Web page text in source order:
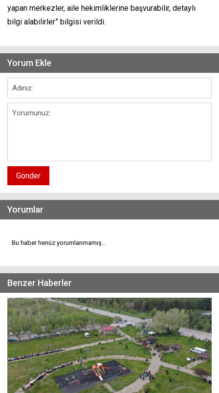
yapan merkezler, aile hekimliklerine başvurabilir, detaylı
bilgi alabilirler” bilgisi verildi.
Yorum Ekle
Gönder
Yorumlar
Bu haber henüz yorumlanmamış...
Benzer Haberler